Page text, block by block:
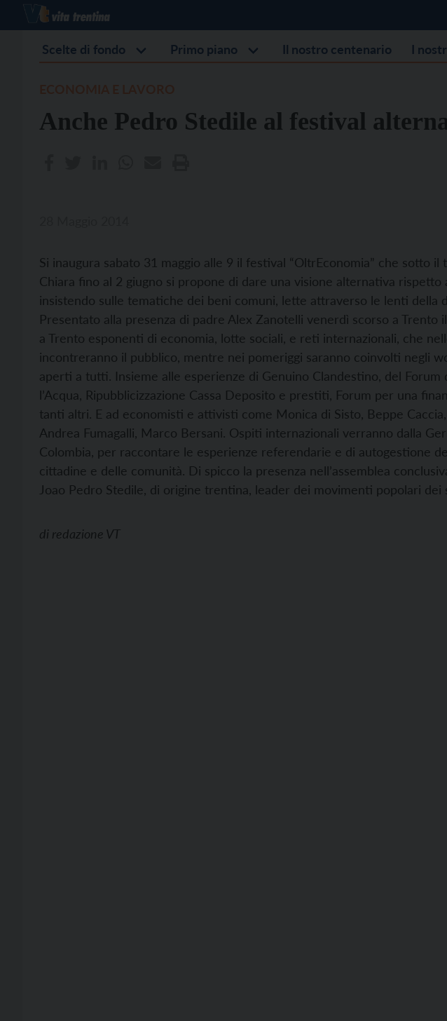
Scelte di fondo Primo piano Il nostro centenario I
Anche Pedro Stedile al festival
Si inaugura sabato 31 maggio alle 9 il festival “OltrEconomia” che sotto il
Chiara fino al 2 giugno si propone di dare una visione alternativa rispetto
insistendo sulle tematiche dei beni comuni, lette attraverso le lenti della
Presentato alla presenza di padre Alex Zanotelli venerdì scorso a Trento
a Trento esponenti di economia, lotte sociali, e reti internazionali, che
incontreranno il pubblico, mentre nei pomeriggi saranno coinvolti negli
aperti a tutti. Insieme alle esperienze di Genuino Clandestino, del
l’Acqua, Ripubblicizzazione Cassa Deposito e prestiti, Forum per una
tanti altri. E ad economisti e attivisti come Monica di Sisto, Beppe
Andrea Fumagalli, Marco Bersani. Ospiti internazionali verranno dalla
Colombia, per raccontare le esperienze referendarie e di autogestione
cittadine e delle comunità. Di spicco la presenza nell’assemblea
Joao Pedro Stedile, di origine trentina, leader dei movimenti popolari dei
di redazione VT